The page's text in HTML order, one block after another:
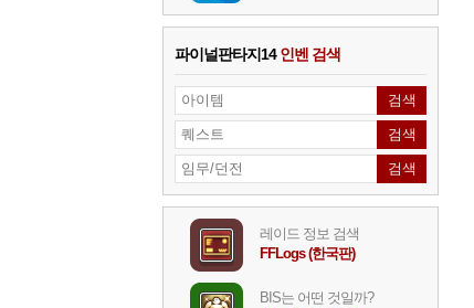
파이널판타지14인벤 검색
레이드 정보 검색
FFLogs (한국판)
BIS는 어떤 것일까?